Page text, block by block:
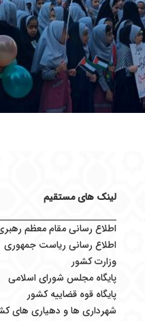
لینک های مستقیم
اطلاع رسانی مقام معظم
اطلاع رسانی ریاست جمهوری
وزارت کشور
پایگاه مجلس شورای اسلامی
پایگاه قوه قضاییه کشور
شهرداری ها و دهیاری های